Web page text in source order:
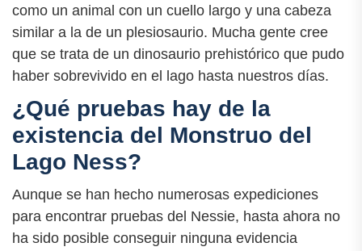
como un animal con un cuello largo y una cabeza
similar a la de un plesiosaurio. Mucha gente cree
que se trata de un dinosaurio prehistórico que pudo
haber sobrevivido en el lago hasta nuestros días.
¿Qué pruebas hay de la
existencia del Monstruo del
Lago Ness?
Aunque se han hecho numerosas expediciones
para encontrar pruebas del Nessie, hasta ahora no
ha sido posible conseguir ninguna evidencia